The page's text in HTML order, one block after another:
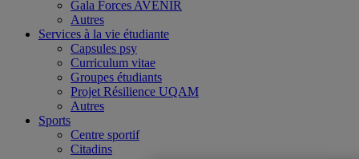
Gala Forces AVENIR
Autres
Services à la vie étudiante
Capsules psy
Curriculum vitae
Groupes étudiants
Projet Résilience UQAM
Autres
Sports
Centre sportif
Citadins